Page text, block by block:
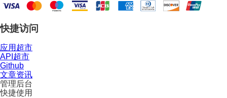
快捷访问
应用超市
API超市
Github
文章资讯
管理后台
快捷使用